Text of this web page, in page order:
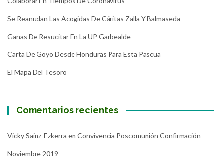
Se Reanudan Las Acogidas De Cáritas Zalla Y Balmaseda
Ganas De Resucitar En La UP Garbealde
Carta De Goyo Desde Honduras Para Esta Pascua
El Mapa Del Tesoro
Comentarios recientes
Vicky Sainz-Ezkerra en Convivencia Poscomunión Confirmación –
Noviembre 2019